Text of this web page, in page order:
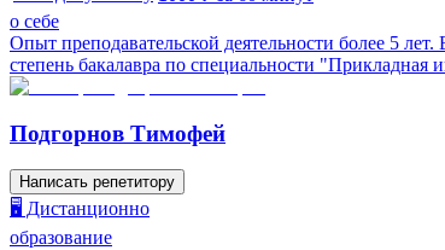
о себе
Опыт преподавательской деятельности более 5
степень бакалавра по специальности
Подгорнов Тимофей
Написать репетитору
🖥️ Дистанционно
образование